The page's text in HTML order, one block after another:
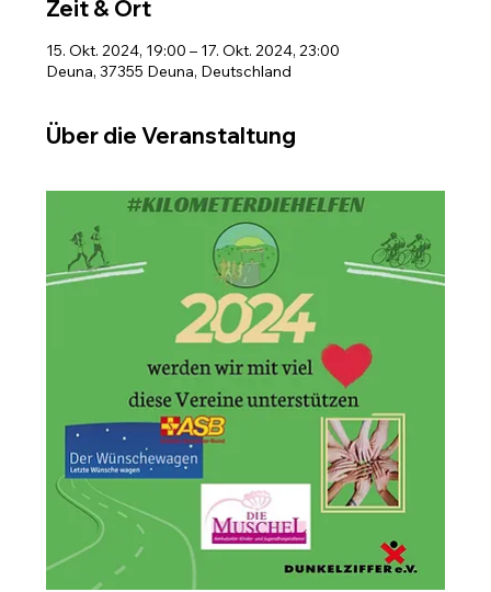
Zeit & Ort
15. Okt. 2024, 19:00 – 17. Okt. 2024, 23:00
Deuna, 37355 Deuna, Deutschland
Über die Veranstaltung